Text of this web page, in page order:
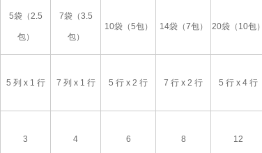
5袋（2.5
包）
7袋（3.5
包）
10袋（5包） 14袋（7包） 20袋（10包
5 列 x 1 行 7 列 x 1 行 5 行 x 2 行 7 行 x 2 行 5 行 x 4 行
3 4 6 8 12